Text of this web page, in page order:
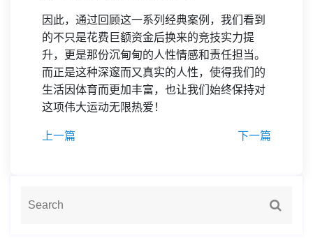
因此，通过回顾这一系列经典案例，我们看到
的不只是花费巨额资金后换来的竞技实力提
升，更是那份沉甸甸的人性情感和责任担当。
而正是这种深邃而又真实的人性，使得我们的
生活因体育而更加丰富，也让我们始终保持对
这项伟大运动无限热爱！
上一篇 下一篇